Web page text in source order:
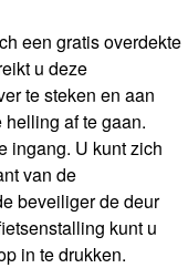
een gratis overdekte
u deze
te steken en aan
af te gaan.
ingang. U kunt zich
van de
beveiliger de deur
kunt u
in te drukken.